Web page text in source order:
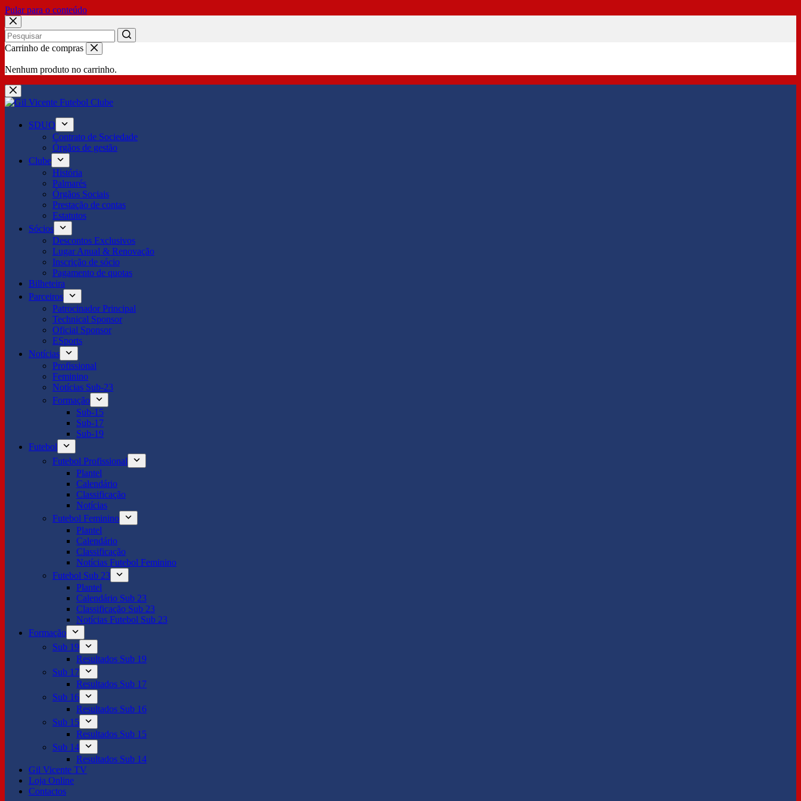
Pular para o conteúdo
No
Carrinho de compras
Nenhum produto no carrinho.
SDUQ
Contrato de Sociedade
Órgãos de gestão
Clube
História
Palmarés
Órgãos Sociais
Prestação de contas
Estatutos
Sócios
Descontos Exclusivos
Lugar Anual & Renovação
Inscrição de sócio
Pagamento de quotas
Bilheteira
Parceiros
Patrocinador Principal
Technical Sponsor
Oficial Sponsor
ESports
Notícias
Profissional
Feminino
Notícias Sub-23
Formação
Sub-15
Sub-17
Sub-19
Futebol
Futebol Profissional
Plantel
Calendário
Classificação
Notícias
Futebol Feminino
Plantel
Calendário
Classificação
Notícias Futebol Feminino
Futebol Sub 23
Plantel
Calendário Sub 23
Classificação Sub 23
Notícias Futebol Sub 23
Formação
Sub 19
Resultados Sub 19
Sub 17
Resultados Sub 17
Sub 16
Resultados Sub 16
Sub 15
Resultados Sub 15
Sub 14
Resultados Sub 14
Gil Vicente TV
Loja Online
Contactos